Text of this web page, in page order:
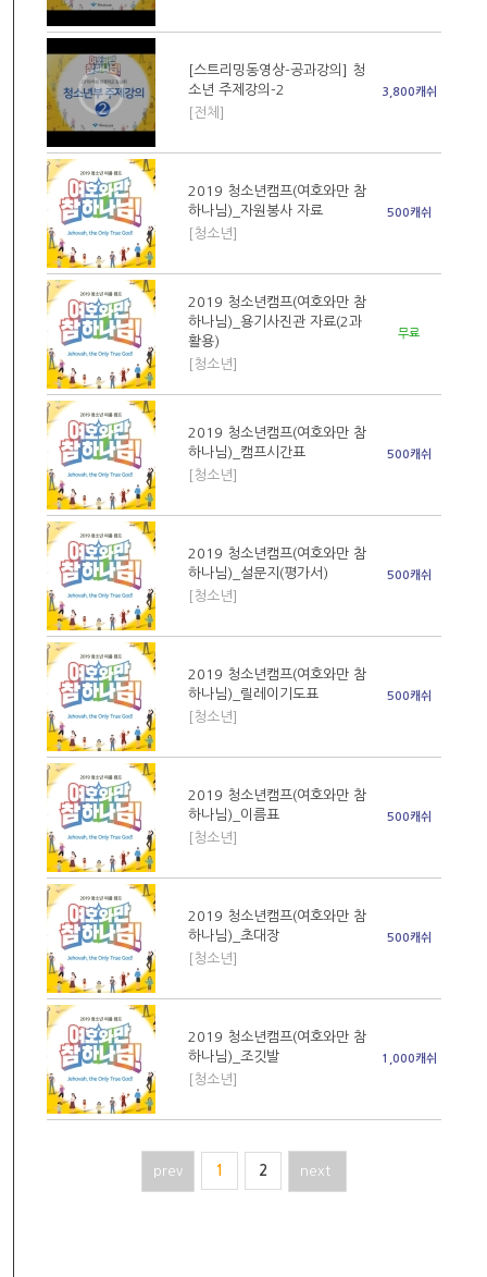
[스트리밍동영상-공과강의] 청
소년 주제강의-2
[전체]
3,800캐쉬
2019 청소년캠프(여호와만 참
하나님)_자원봉사 자료
[청소년]
500캐쉬
2019 청소년캠프(여호와만 참
하나님)_용기사진관 자료(2과
활용)
[청소년]
무료
2019 청소년캠프(여호와만 참
하나님)_캠프시간표
[청소년]
500캐쉬
2019 청소년캠프(여호와만 참
하나님)_설문지(평가서)
[청소년]
500캐쉬
2019 청소년캠프(여호와만 참
하나님)_릴레이기도표
[청소년]
500캐쉬
2019 청소년캠프(여호와만 참
하나님)_이름표
[청소년]
500캐쉬
2019 청소년캠프(여호와만 참
하나님)_초대장
[청소년]
500캐쉬
2019 청소년캠프(여호와만 참
하나님)_조깃발
[청소년]
1,000캐쉬
prev 1 2 next